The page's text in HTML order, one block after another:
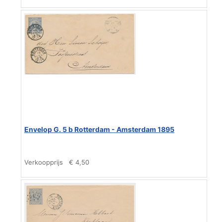
Envelop G. 5 b Rotterdam - Amsterdam 1895
Verkoopprijs € 4,50